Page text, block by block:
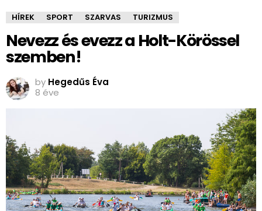
HÍREK SPORT SZARVAS TURIZMUS
Nevezz és evezz a Holt-Körössel
szemben!
by Hegedűs Éva
8 éve